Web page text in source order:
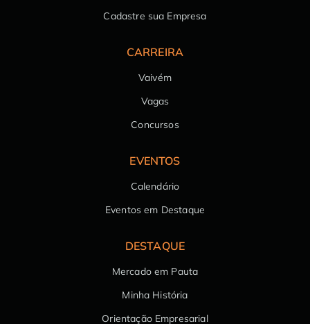
Cadastre sua Empresa
CARREIRA
Vaivém
Vagas
Concursos
EVENTOS
Calendário
Eventos em Destaque
DESTAQUE
Mercado em Pauta
Minha História
Orientação Empresarial